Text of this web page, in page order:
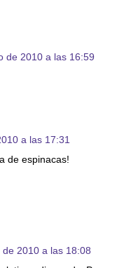
de 2010 a las 16:59
a las 17:31
de espinacas!
2010 a las 18:08